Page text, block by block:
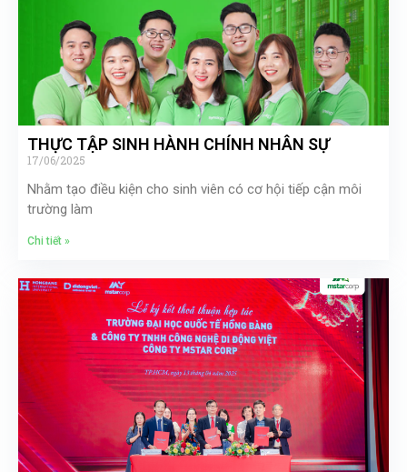
THỰC TẬP SINH HÀNH CHÍNH NHÂN SỰ
17/06/2025
Nhằm tạo điều kiện cho sinh viên có cơ hội tiếp cận môi
trường làm
Chi tiết »